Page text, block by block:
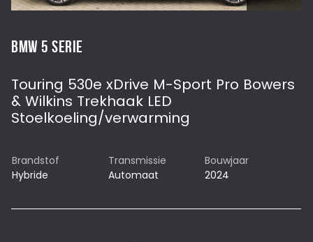
BMW 5 SERIE
Touring 530e xDrive M-Sport Pro Bowers
& Wilkins Trekhaak LED
Stoelkoeling/verwarming
Brandstof
Hybride
Transmissie
Automaat
Bouwjaar
2024